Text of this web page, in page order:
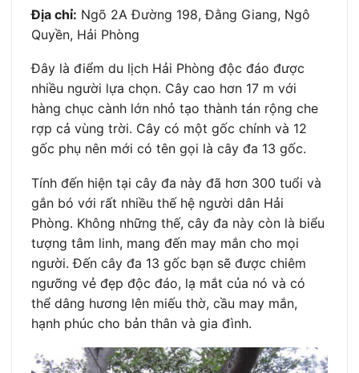
Địa chỉ: Ngõ 2A Đường 198, Đằng Giang, Ngô
Quyền, Hải Phòng
Đây là điểm du lịch Hải Phòng độc đáo được
nhiều người lựa chọn. Cây cao hơn 17 m với
hàng chục cành lớn nhỏ tạo thành tán rộng che
rợp cả vùng trời. Cây có một gốc chính và 12
gốc phụ nên mới có tên gọi là cây đa 13 gốc.
Tính đến hiện tại cây đa này đã hơn 300 tuổi và
gắn bó với rất nhiều thế hệ người dân Hải
Phòng. Không những thế, cây đa này còn là biểu
tượng tâm linh, mang đến may mắn cho mọi
người. Đến cây đa 13 gốc bạn sẽ được chiêm
ngưỡng vẻ đẹp độc đáo, lạ mắt của nó và có
thể dâng hương lên miếu thờ, cầu may mắn,
hạnh phúc cho bản thân và gia đình.